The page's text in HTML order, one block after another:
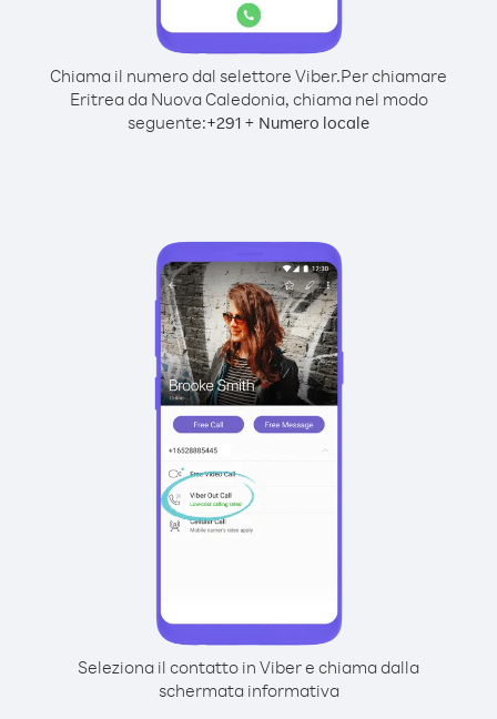
Chiama il numero dal selettore Viber.Per chiamare
Eritrea da Nuova Caledonia, chiama nel modo
seguente:+291 + Numero locale
Seleziona il contatto in Viber e chiama dalla
schermata informativa